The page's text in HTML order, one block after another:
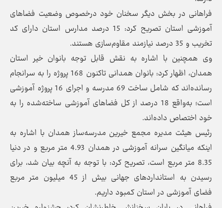
فراهانی در بخش دیگر سخنان خود درخصوص وضعیت فضاهای
آموزشی استان تصریح کرد: 15 درصد مدارس استان دارای کد
تخریب و 35 درصد نیازمند مقاوم‌سازی هستند.
وی همچنین با اشاره به نقش قابل توجه بانوان خیر استان
همدان، اظهار کرد: بانوان همدانی تاکنون 168 پروژه را به سرانجام
رسانده‌اند که شامل ساخت 69 مدرسه و اجرای 16 پروژه آموزشی
است؛ به‌واقع 18 درصد از کل فضاهای آموزشی ساخته‌‌شده را به
خود اختصاص داده‌‌اند.
رئیس هیئت مدیره مجمع خیرین مدرسه‌ساز همدان با اشاره به
اینکه میانگین سرانه آموزشی در همدان 4.93 متر مربع و در دنیا
8.35 متر مربع است، تصریح کرد: با توجه به آنچه بیان شد، برای
رسیدن به استانداردهای جهانی بیش از 45 میلیون متر مربع
فضای آموزشی در استان کمبود داریم.